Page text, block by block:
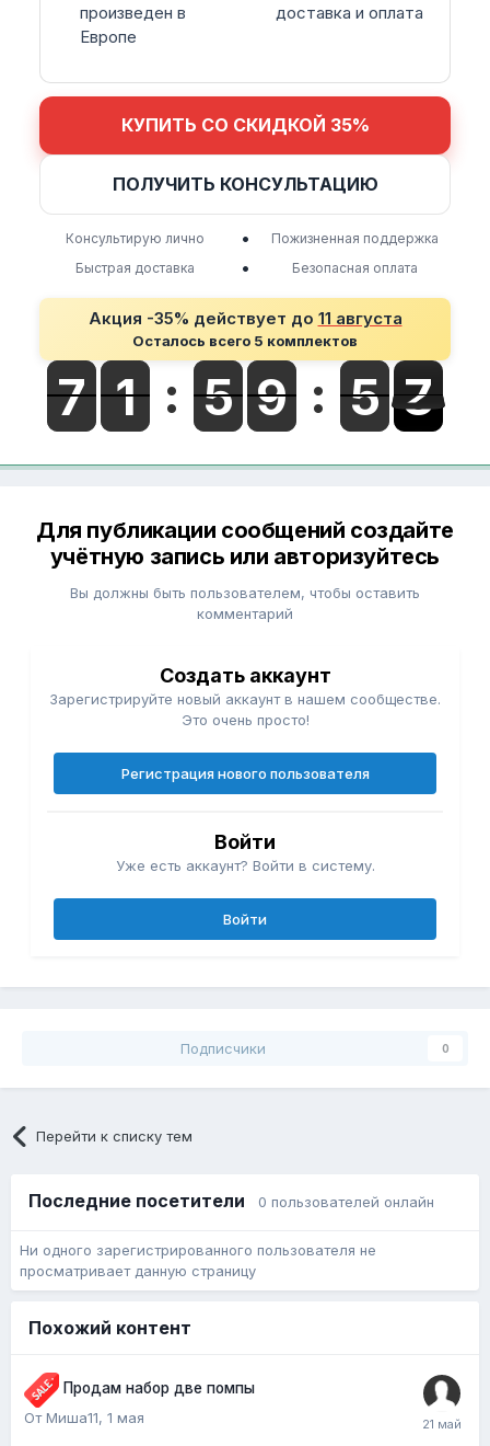
произведен в
Европе
доставка и оплата
КУПИТЬ СО СКИДКОЙ 35%
ПОЛУЧИТЬ КОНСУЛЬТАЦИЮ
Консультирую лично •
Пожизненная поддержка
Быстрая доставка
• Безопасная оплата
Акция -35% действует до 11 августа
Осталось всего 5 комплектов
Для публикации сообщений создайте
учётную запись или авторизуйтесь
Вы должны быть пользователем, чтобы оставить
комментарий
Создать аккаунт
Зарегистрируйте новый аккаунт в нашем сообществе.
Это очень просто!
Регистрация нового пользователя
Войти
Уже есть аккаунт? Войти в систему.
Войти
Подписчики 0
Перейти к списку тем
Последние посетители 0 пользователей онлайн
Ни одного зарегистрированного пользователя не
просматривает данную страницу
Похожий контент
Продам набор две помпы
От Миша11, 1 мая